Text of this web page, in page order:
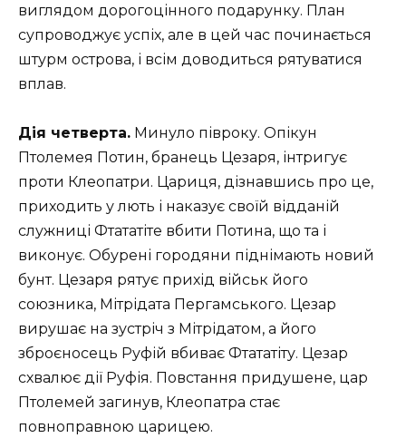
виглядом дорогоцінного подарунку. План
супроводжує успіх, але в цей час починається
штурм острова, і всім доводиться рятуватися
вплав.
Дія четверта. Минуло півроку. Опікун
Птолемея Потин, бранець Цезаря, інтригує
проти Клеопатри. Цариця, дізнавшись про це,
приходить у лють і наказує своїй відданій
служниці Фтататіте вбити Потина, що та і
виконує. Обурені городяни піднімають новий
бунт. Цезаря рятує прихід військ його
союзника, Мітрідата Пергамського. Цезар
вирушає на зустріч з Мітрідатом, а його
зброєносець Руфій вбиває Фтататіту. Цезар
схвалює дії Руфія. Повстання придушене, цар
Птолемей загинув, Клеопатра стає
повноправною царицею.